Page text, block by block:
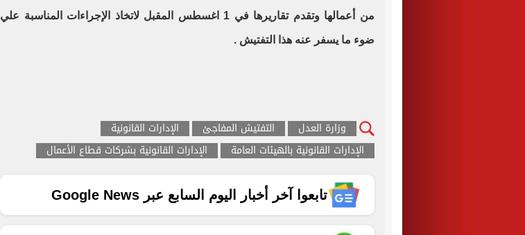
من أعمالها وتقدم تقاريرها في 1 اغسطس المقبل لاتخاذ الإجراءات المناسبة علي
ضوء ما يسفر عنه هذا التفتيش .
وزارة العدل التفتيش المفاجئ
الإدارات القانونية
الإدارات القانونية بالهيئات العامة
الإدارات القانونية بشركات قطاع الأعمال
تابعوا آخر أخبار اليوم السابع عبر Google News